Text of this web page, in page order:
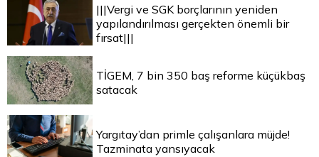
|||Vergi ve SGK borçlarının yeniden
yapılandırılması gerçekten önemli bir
fırsat|||
TİGEM, 7 bin 350 baş reforme küçükbaş
satacak
Yargıtay’dan primle çalışanlara müjde!
Tazminata yansıyacak